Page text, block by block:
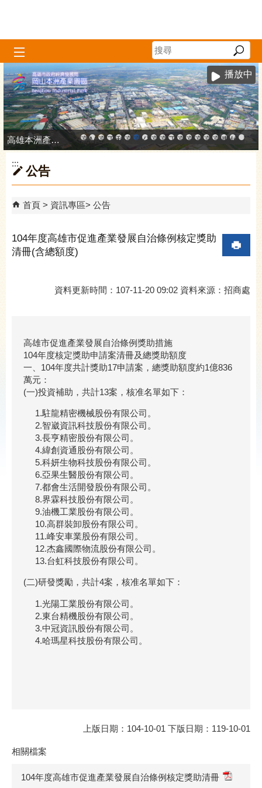
播放中
高雄市政府中小企業升級輔導網站
MEGABAY大港創艦
高雄金融科技創新園區
工廠登記線上申辦系統
和發產業園區
高雄工業資訊平台
高雄本洲產業園區服務中心
公司、商業登記主題網
高雄市友善商家
高雄市政府經濟發展局-
工業管線防災教育資
高雄市綠能管理資
高雄市綠能管理
高雄淨零商轉
高雄招商網
高雄會展網
專刊『雄
雄心高
「我
高雄本洲產業園區服務中心
:::
公告
首頁 資訊專區 公告
104年度高雄市促進產業發展自治條例核定獎助
清冊(含總額度)
資料更新時間：107-11-20 09:02 資料來源：招商處
高雄市促進產業發展自治條例獎助措施
104年度核定獎助申請案清冊及總獎助額度
一、104年度共計獎助17申請案，總獎助額度約1億836
萬元：
(一)投資補助，共計13案，核准名單如下：
1.駐龍精密機械股份有限公司。
2.智崴資訊科技股份有限公司。
3.長亨精密股份有限公司。
4.緯創資通股份有限公司。
5.科妍生物科技股份有限公司。
6.亞果生醫股份有限公司。
7.都會生活開發股份有限公司。
8.界霖科技股份有限公司。
9.油機工業股份有限公司。
10.高群裝卸股份有限公司。
11.峰安車業股份有限公司。
12.杰鑫國際物流股份有限公司。
13.台虹科技股份有限公司。
(二)研發獎勵，共計4案，核准名單如下：
1.光陽工業股份有限公司。
2.東台精機股份有限公司。
3.中冠資訊股份有限公司。
4.哈瑪星科技股份有限公司。
上版日期：104-10-01 下版日期：119-10-01
相關檔案
104年度高雄市促進產業發展自治條例核定獎助清冊